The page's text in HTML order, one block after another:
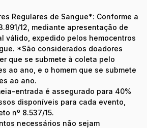
Regulares de Sangue*: Conforme a
12, mediante apresentação de
válido, expedido pelos hemocentros
*São considerados doadores
que se submete à coleta pelo
ao ano, e o homem que se submete
ao ano.
entrada é assegurado para 40%
disponíveis para cada evento,
nº 8.537/15.
necessários não sejam